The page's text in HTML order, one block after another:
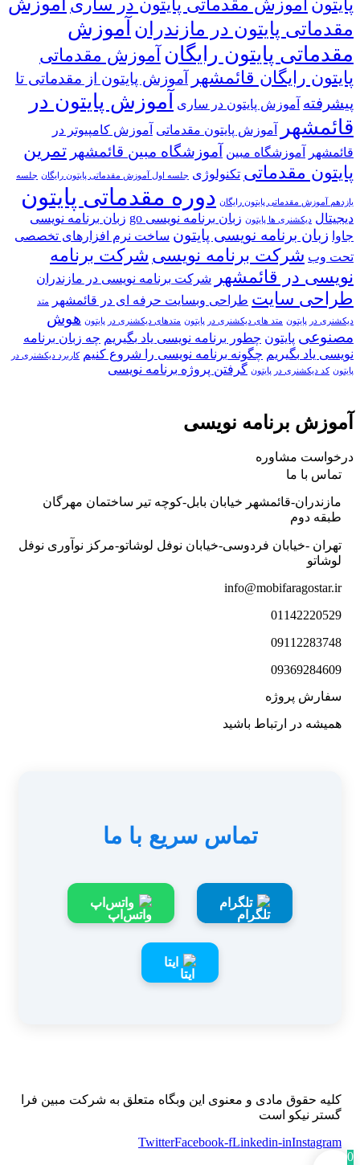
پایتون آموزش مقدماتی پایتون در ساری
مقدماتی پایتون در مازندران آموزش
مقدماتی پایتون رایگان آموزش مقدماتی
پایتون رایگان قائمشهر آموزش پایتون از مقدماتی تا
پیشرفته آموزش پایتون در ساری آموزش پایتون در
قائمشهر
آموزش پایتون مقدماتی آموزش کامپیوتر در
قائمشهر
آموزشگاه مبین آموزشگاه مبین قائمشهر تمرین
پایتون مقدماتی تکنولوژی جلسه اول آموزش مقدماتی پایتون رایگان جلسه
یازدهم آموزش مقدماتی پایتون رایگان دوره مقدماتی پایتون
دیجیتال دیکشنری ها پایتون زبان برنامه نویسی go
زبان برنامه نویسی
جاوا زبان برنامه نویسی پایتون ساخت نرم افزارهای تخصصی
تحت وب شرکت برنامه نویسی شرکت برنامه
نویسی در قائمشهر
شرکت برنامه نویسی در مازندران
طراحی سایت طراحی وبسایت حرفه ای در قائمشهر متد
دیکشنری در پایتون متد های دیکشنری در پایتون متدهای دیکشنری در پایتون هوش
مصنوعی پایتون چطور برنامه نویسی یاد بگیریم چه زبان برنامه
نویسی یاد بگیریم چگونه برنامه نویسی را شروع کنیم کاربرد دیکشنری در
پایتون کد دیکشنری در پایتون گرفتن پروژه برنامه نویسی
آموزش برنامه نویسی
درخواست مشاوره
تماس با ما
مازندران-قائمشهر خیابان بابل-کوچه تیر ساختمان مهرگان
طبقه دوم
تهران -خیابان فردوسی-خیابان نوفل لوشاتو-مرکز نوآوری نوفل
لوشاتو
info@mobifaragostar.ir
01142220529
09112283748
09369284609
سفارش پروژه
همیشه در ارتباط باشید
تماس سریع با ما
تلگرام واتس‌اپ
ایتا
کلیه حقوق مادی و معنوی این وبگاه متعلق به شرکت مبین فرا
گستر نیکو است
TwitterFacebook-fLinkedin-inInstagram
0